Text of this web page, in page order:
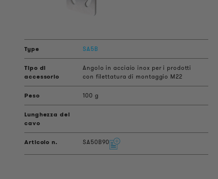
SA5B
Angolo in acciaio inox per i prodotti
con filettatura di montaggio M22
100 g
SA50B90